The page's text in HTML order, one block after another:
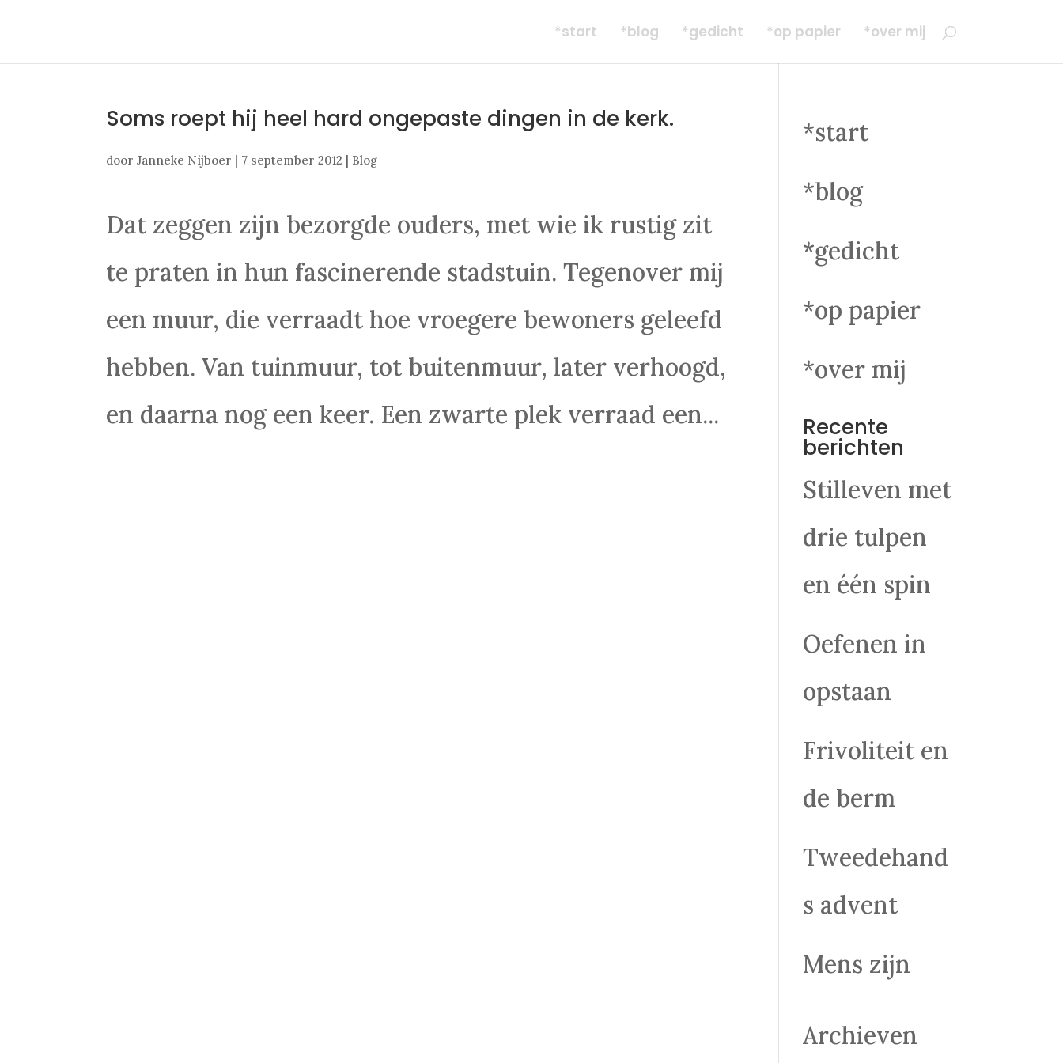
*start *blog *gedicht *op papier *over mij
Soms roept hij heel hard ongepaste dingen in de kerk.
doorJanneke Nijboer | 7 september 2012 | Blog
Dat zeggen zijn bezorgde ouders, met wie ik rustig zit
te praten in hun fascinerende stadstuin. Tegenover mij
een muur, die verraadt hoe vroegere bewoners geleefd
hebben. Van tuinmuur, tot buitenmuur, later verhoogd,
en daarna nog een keer. Een zwarte plek verraad een...
*start
*blog
*gedicht
*op papier
*over mij
Recente
berichten
Stilleven met
drie tulpen
en één spin
Oefenen in
opstaan
Frivoliteit en
de berm
Tweedehand
s advent
Mens zijn
Archieven